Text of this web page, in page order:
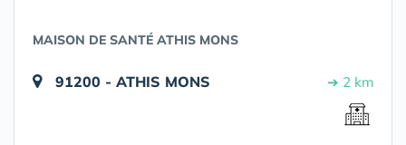
MAISON DE SANTÉ ATHIS MONS
91200 - ATHIS MONS ➔ 2 km